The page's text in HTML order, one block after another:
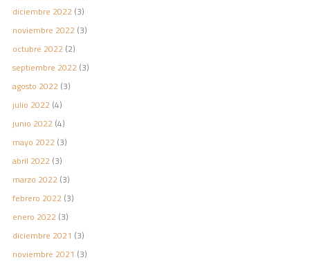
diciembre 2022 (3)
noviembre 2022 (3)
octubre 2022 (2)
septiembre 2022 (3)
agosto 2022 (3)
julio 2022 (4)
junio 2022 (4)
mayo 2022 (3)
abril 2022 (3)
marzo 2022 (3)
febrero 2022 (3)
enero 2022 (3)
diciembre 2021 (3)
noviembre 2021 (3)